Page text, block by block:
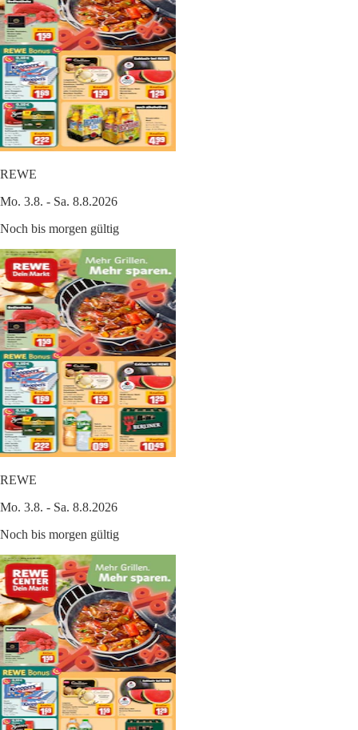
REWE
Mo. 3.8. - Sa. 8.8.2026
Noch bis morgen gültig
REWE
Mo. 3.8. - Sa. 8.8.2026
Noch bis morgen gültig